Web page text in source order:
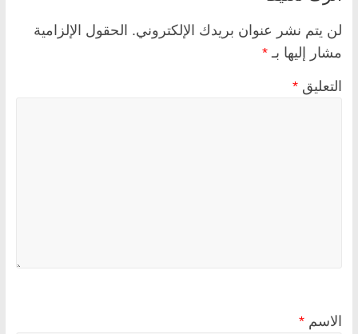
لن يتم نشر عنوان بريدك الإلكتروني. الحقول الإلزامية
مشار إليها بـ *
التعليق *
الاسم *